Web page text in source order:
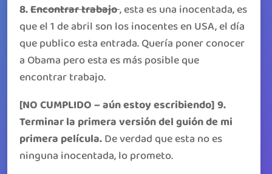
8.Encontrar trabajo, esta es una inocentada, es
que el 1 de abril son los inocentes en USA, el día
que publico esta entrada. Quería poner conocer
a Obama pero esta es más posible que
encontrar trabajo.
[NO CUMPLIDO – aún estoy escribiendo] 9.
Terminar la primera versión del guión de mi
primera película.De verdad que esta no es
ninguna inocentada, lo prometo.